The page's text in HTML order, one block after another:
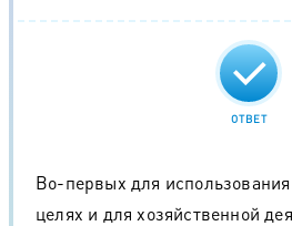
ОТВЕТ
Во-первых для
целях и для хозяйственной